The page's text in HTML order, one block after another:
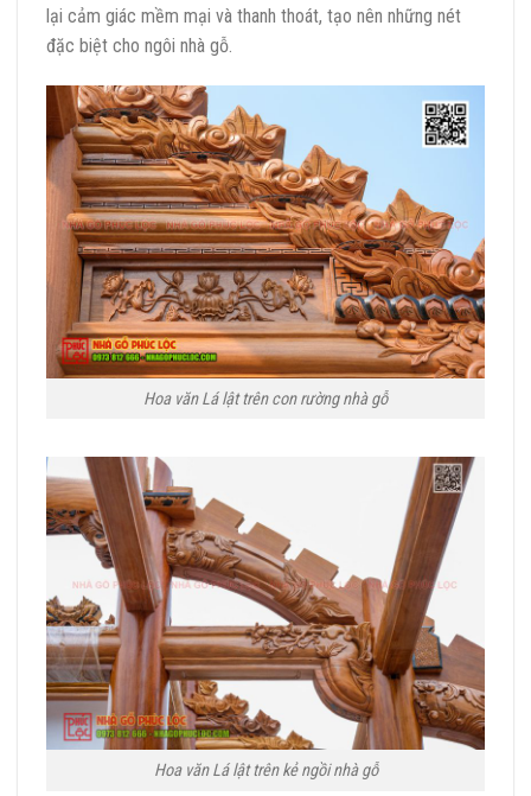
lại cảm giác mềm mại và thanh thoát, tạo nên những nét
đặc biệt cho ngôi nhà gỗ.
Hoa văn Lá lật trên con rường nhà gỗ
Hoa văn Lá lật trên kẻ ngồi nhà gỗ